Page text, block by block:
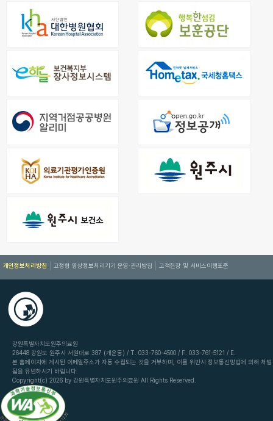
개인정보처리방침 고정형 영상정보처리기기 운영·관리방침 고객헌장 및 서비스이행표준
강원특별자치도원주의료원
26448 강원도 원주시 서원대로 387 (개운동) / T. 033-760-4500 / F. 033-761-5121 / E.
본 홈페이지에 게시된 이메일주소가 자동 수집되는 것을 거부하며, 이를 위반시 정보통신망법에 의해 처벌
됨을 유념하시기 바랍니다.
Copyright(c) 2026 by 강원특별자치도원주의료원 All Rights Reserved.